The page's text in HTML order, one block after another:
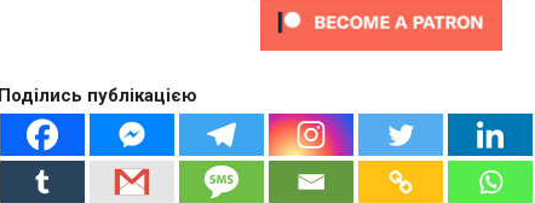
Поділись публікацією